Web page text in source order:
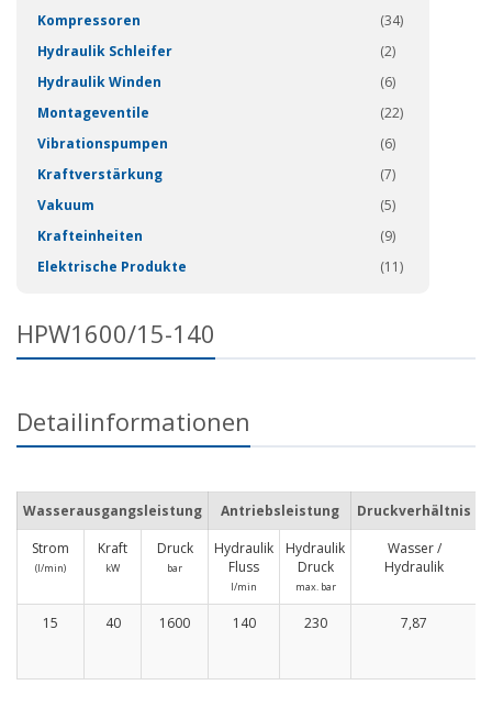
Kompressoren
(34)
Hydraulik Schleifer
(2)
Hydraulik Winden
(6)
Montageventile
(22)
Vibrationspumpen
(6)
Kraftverstärkung
(7)
Vakuum
(5)
Krafteinheiten
(9)
Elektrische Produkte
(11)
HPW1600/15-140
Detailinformationen
Wasserausgangsleistung Antriebsleistung
Druckverhältnis
Strom
(I/min)
Kraft
kW
Druck
bar
Hydraulik
Fluss
l/min
Hydraulik
Druck
max. bar
Wasser /
Hydraulik
15 40 1600 140 230 7,87